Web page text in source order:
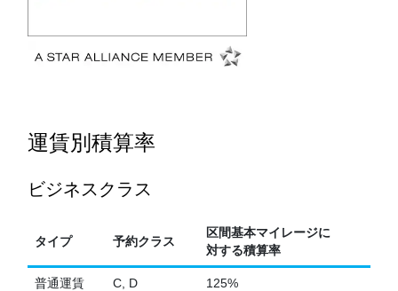
運賃別積算率
ビジネスクラス
タイプ 予約クラス
区間基本マイレージに
対する積算率
普通運賃 C, D 125%